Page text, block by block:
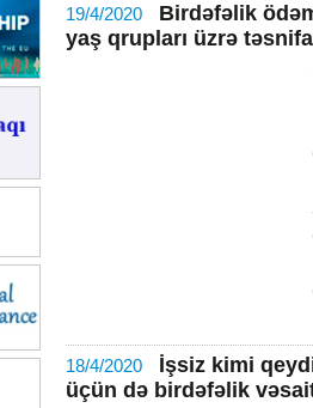
19/4/2020
Birdəfəlik
yaş qrupları üzrə
18/4/2020
İşsiz kimi
üçün də birdəfəlik